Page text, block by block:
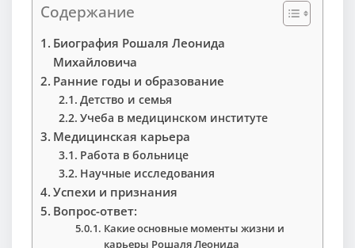
Содержание
Биография Рошаля Леонида
Михайловича
Ранние годы и образование
Детство и семья
Учеба в медицинском институте
Медицинская карьера
Работа в больнице
Научные исследования
Успехи и признания
Вопрос-ответ:
Какие основные моменты жизни и
карьеры Рошаля Леонида